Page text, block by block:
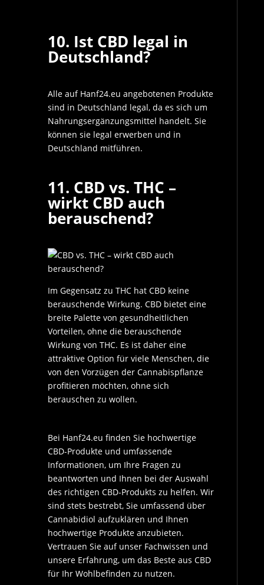
10. Ist CBD legal in
Deutschland?
Alle auf Hanf24.eu angebotenen Produkte
sind in Deutschland legal, da es sich um
Nahrungsergänzungsmittel handelt. Sie
können sie legal erwerben und in
Deutschland mitführen.
11. CBD vs. THC –
wirkt CBD auch
berauschend?
Im Gegensatz zu THC hat CBD keine
berauschende Wirkung. CBD bietet eine
breite Palette von gesundheitlichen
Vorteilen, ohne die berauschende
Wirkung von THC. Es ist daher eine
attraktive Option für viele Menschen, die
von den Vorzügen der Cannabispflanze
profitieren möchten, ohne sich
berauschen zu wollen.
Bei Hanf24.eu finden Sie hochwertige
CBD-Produkte und umfassende
Informationen, um Ihre Fragen zu
beantworten und Ihnen bei der Auswahl
des richtigen CBD-Produkts zu helfen. Wir
sind stets bestrebt, Sie umfassend über
Cannabidiol aufzuklären und Ihnen
hochwertige Produkte anzubieten.
Vertrauen Sie auf unser Fachwissen und
unsere Erfahrung, um das Beste aus CBD
für Ihr Wohlbefinden zu nutzen.